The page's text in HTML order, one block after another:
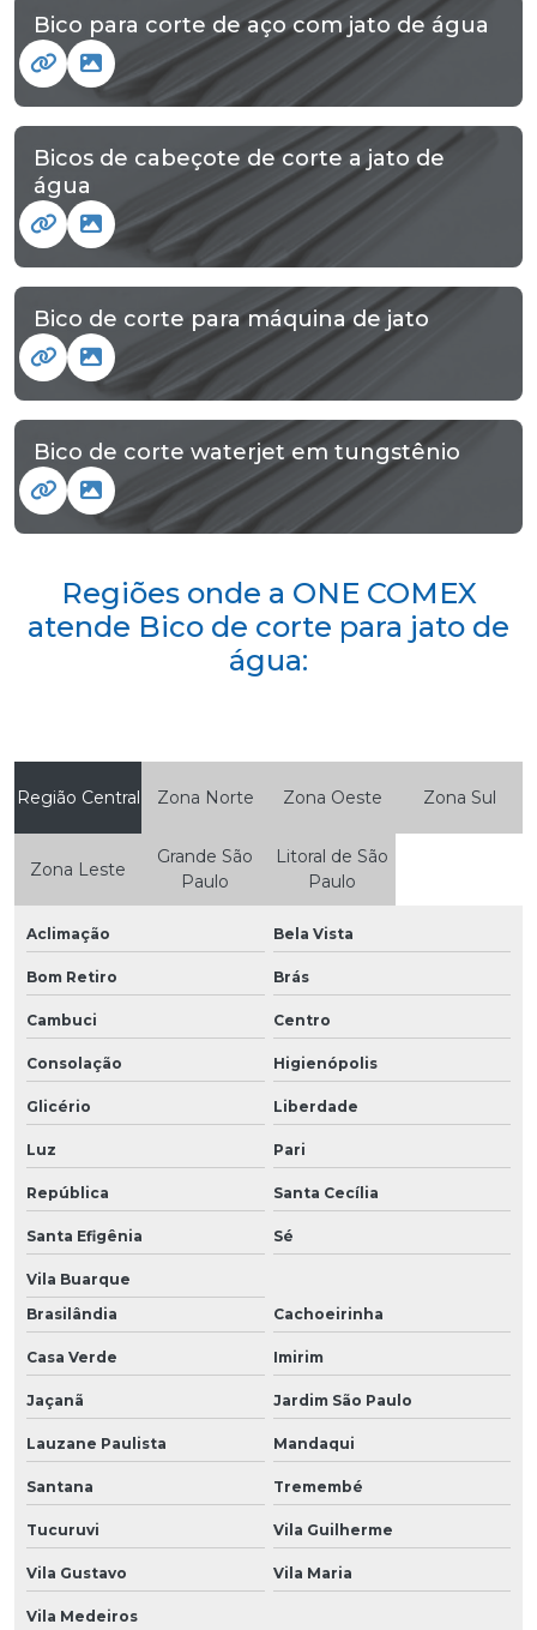
Bico para corte de aço com jato de água
Bicos de cabeçote de corte a jato de
água
Bico de corte para máquina de jato
Bico de corte waterjet em tungstênio
Regiões onde a ONE COMEX
atende Bico de corte para jato de
água:
Região Central Zona Norte Zona Oeste Zona Sul
Zona Leste
Grande São
Paulo
Litoral de São
Paulo
Aclimação Bela Vista
Bom Retiro Brás
Cambuci Centro
Consolação Higienópolis
Glicério Liberdade
Luz Pari
República Santa Cecília
Santa Efigênia Sé
Vila Buarque
Brasilândia
Cachoeirinha
Casa Verde Imirim
Jaçanã Jardim São Paulo
Lauzane Paulista Mandaqui
Santana Tremembé
Tucuruvi Vila Guilherme
Vila Gustavo Vila Maria
Vila Medeiros